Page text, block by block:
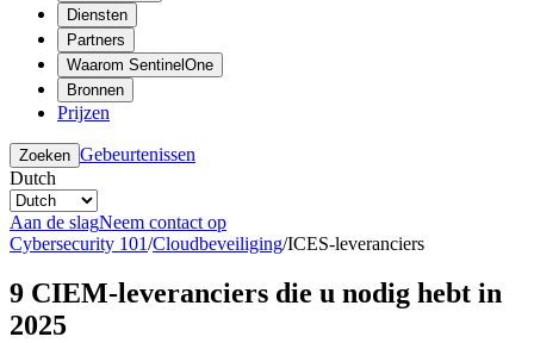
Diensten
Partners
Waarom SentinelOne
Bronnen
Prijzen
Zoeken Gebeurtenissen
Dutch
Aan de slagNeem contact op
Cybersecurity 101/Cloudbeveiliging/ICES-leveranciers
9 CIEM-leveranciers die u nodig hebt in
2025